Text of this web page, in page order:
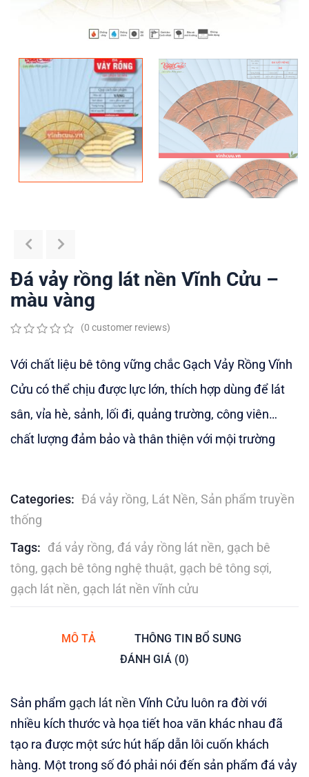
Đá vảy rồng lát nền Vĩnh Cửu –
màu vàng
out
of
based
on
customer
ratings
(0 customer reviews)
Với chất liệu bê tông vững chắc Gạch Vảy Rồng Vĩnh
Cửu có thể chịu được lực lớn, thích hợp dùng để lát
sân, vỉa hè, sảnh, lối đi, quảng trường, công viên…
chất lượng đảm bảo và thân thiện với mội trường
Categories: Đá vảy rồng, Lát Nền, Sản phẩm truyền
thống
Tags: đá vảy rồng, đá vảy rồng lát nền, gạch bê
tông, gạch bê tông nghệ thuật, gạch bê tông sợi,
gạch lát nền, gạch lát nền vĩnh cửu
MÔ TẢ
THÔNG TIN BỔ SUNG
ĐÁNH GIÁ (0)
Sản phẩm gạch lát nền Vĩnh Cửu luôn ra đời với
nhiều kích thước và họa tiết hoa văn khác nhau đã
tạo ra được một sức hút hấp dẫn lôi cuốn khách
hàng. Một trong số đó phải nói đến sản phẩm đá vảy